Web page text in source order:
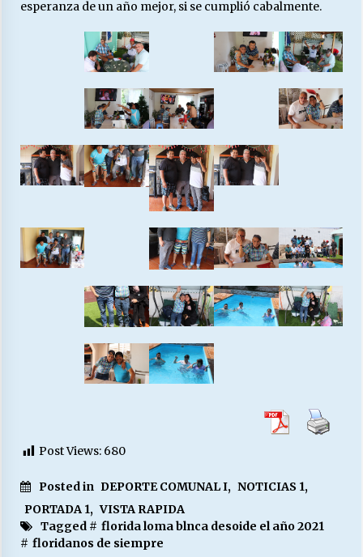
esperanza de un año mejor, si se cumplió cabalmente.
Post Views: 680
Posted in DEPORTE COMUNAL I, NOTICIAS 1,
PORTADA 1, VISTA RAPIDA
Tagged # florida loma blnca desoide el año 2021
# floridanos de siempre